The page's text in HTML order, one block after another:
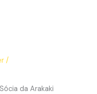
/
da Arakaki